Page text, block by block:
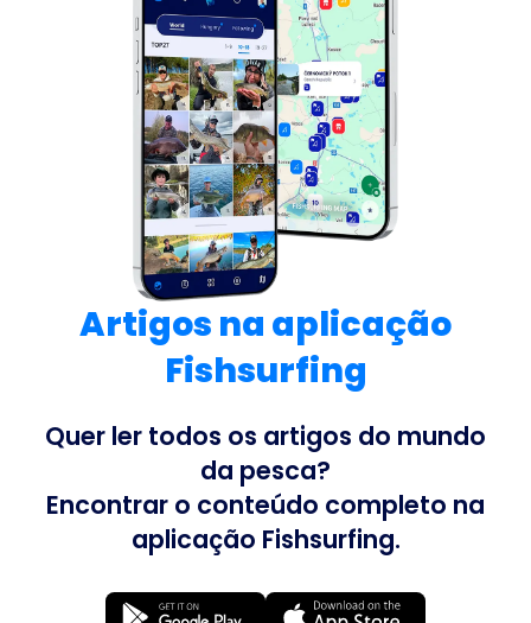
Artigos na aplicação
Fishsurfing
Quer ler todos os artigos do mundo
da pesca?
Encontrar o conteúdo completo na
aplicação Fishsurfing.